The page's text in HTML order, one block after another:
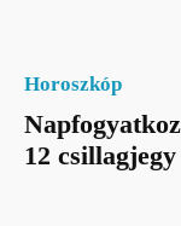
Horoszkóp
12